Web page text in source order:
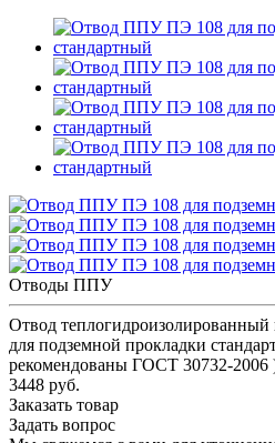
Отводы ППУ
Отвод теплогидроизолированный
для подземной прокладки
рекомендованы ГОСТ 30732-2006
3448 руб.
Заказать товар
Задать вопрос